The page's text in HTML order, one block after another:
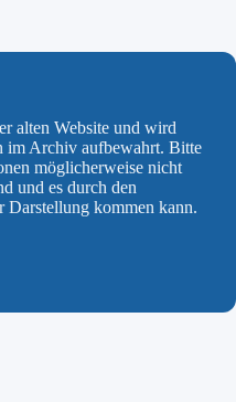
alten Website und wird
im Archiv aufbewahrt. Bitte
möglicherweise nicht
und es durch den
Darstellung kommen kann.